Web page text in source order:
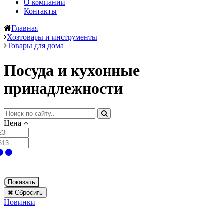
О компании
Контакты
Главная
Хозтовары и инструменты
Товары для дома
Посуда и кухонные
принадлежности
Цена
Показать
Сбросить
Новинки